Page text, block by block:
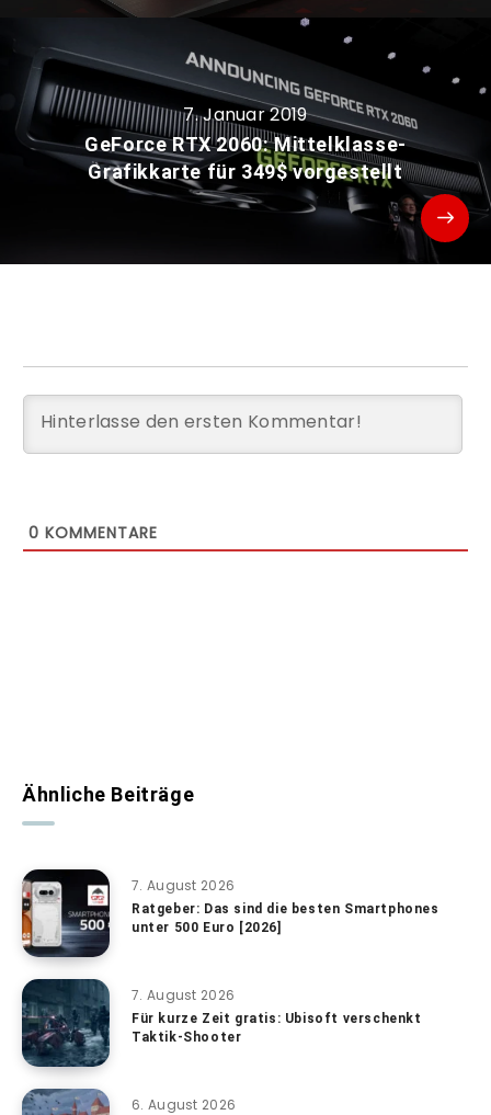
7. Januar 2019
GeForce RTX 2060: Mittelklasse-
Grafikkarte für 349$ vorgestellt
0 KOMMENTARE
Ähnliche Beiträge
7. August 2026
Ratgeber: Das sind die besten Smartphones
unter 500 Euro [2026]
7. August 2026
Für kurze Zeit gratis: Ubisoft verschenkt
Taktik-Shooter
6. August 2026